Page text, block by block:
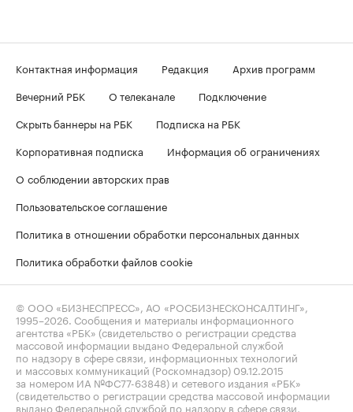
Контактная информация Редакция
Архив программ
Вечерний РБК
О телеканале
Подключение
Скрыть баннеры на РБК
Подписка на РБК
Корпоративная подписка
Информация об ограничениях
О соблюдении авторских прав
Пользовательское соглашение
Политика в отношении обработки персональных данных
Политика обработки файлов cookie
© ООО «БИЗНЕСПРЕСС», АО «РОСБИЗНЕСКОНСАЛТИНГ»,
1995–2026 . Сообщения и материалы информационного
агентства «РБК» (свидетельство о регистрации средства
массовой информации выдано Федеральной службой
по надзору в сфере связи, информационных технологий
и массовых коммуникаций (Роскомнадзор) 09.12.2015
за номером ИА №ФС77-63848) и сетевого издания «РБК»
(свидетельство о регистрации средства массовой информации
выдано Федеральной службой по надзору в сфере связи,